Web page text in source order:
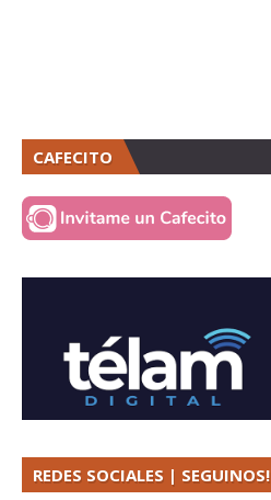
CAFECITO
REDES SOCIALES | SEGUINOS!